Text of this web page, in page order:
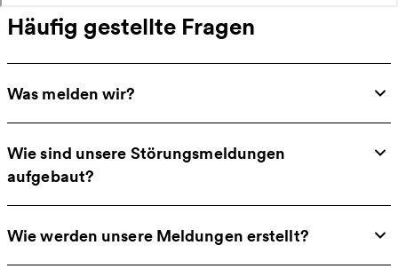
Häufig gestellte Fragen
Was melden wir?
Wie sind unsere Störungsmeldungen
aufgebaut?
Wie werden unsere Meldungen erstellt?